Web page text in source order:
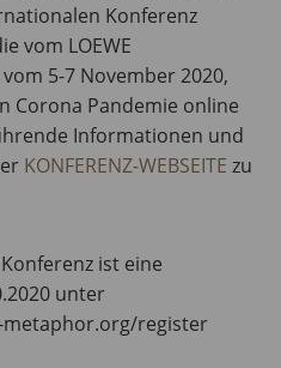
Konferenz
vom LOEWE
5-7 November 2020,
Corona Pandemie online
Informationen und
KONFERENZ-WEBSEITE zu
ist eine
unter
register